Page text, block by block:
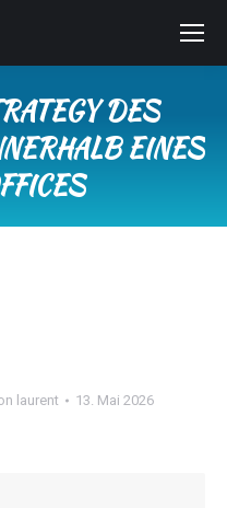
DES
EINES
laurent 13. Mai 2026